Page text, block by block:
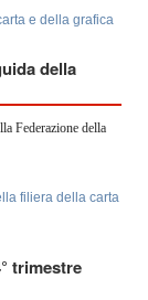
e della grafica
della
Federazione della
filiera della carta
trimestre